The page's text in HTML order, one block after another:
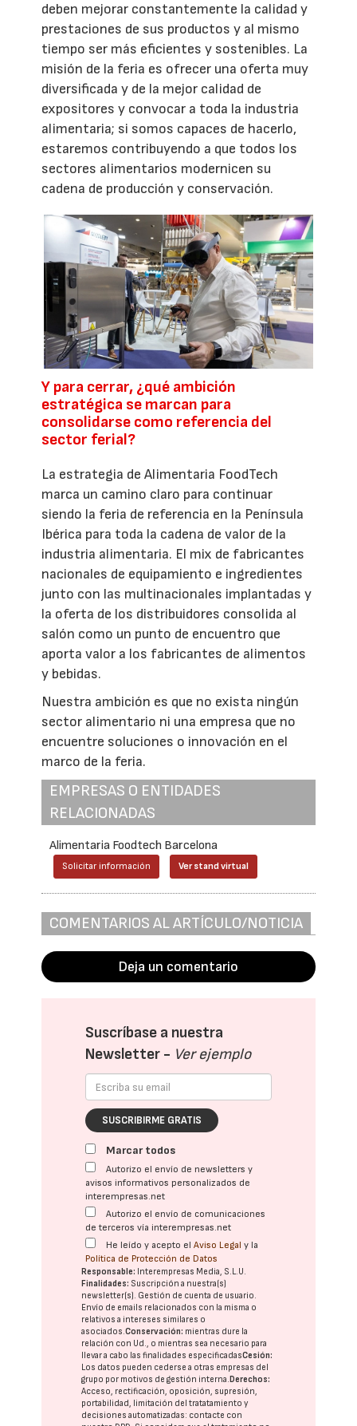
deben mejorar constantemente la calidad y
prestaciones de sus productos y al mismo
tiempo ser más eficientes y sostenibles. La
misión de la feria es ofrecer una oferta muy
diversificada y de la mejor calidad de
expositores y convocar a toda la industria
alimentaria; si somos capaces de hacerlo,
estaremos contribuyendo a que todos los
sectores alimentarios modernicen su
cadena de producción y conservación.
Y para cerrar, ¿qué ambición
estratégica se marcan para
consolidarse como referencia del
sector ferial?
La estrategia de Alimentaria FoodTech
marca un camino claro para continuar
siendo la feria de referencia en la Península
Ibérica para toda la cadena de valor de la
industria alimentaria. El mix de fabricantes
nacionales de equipamiento e ingredientes
junto con las multinacionales implantadas y
la oferta de los distribuidores consolida al
salón como un punto de encuentro que
aporta valor a los fabricantes de alimentos
y bebidas.
Nuestra ambición es que no exista ningún
sector alimentario ni una empresa que no
encuentre soluciones o innovación en el
marco de la feria.
EMPRESAS O ENTIDADES
RELACIONADAS
Alimentaria Foodtech Barcelona
Solicitar información Ver stand virtual
COMENTARIOS AL ARTÍCULO/NOTICIA
Deja un comentario
Suscríbase a nuestra
Newsletter - Ver ejemplo
SUSCRIBIRME GRATIS
Marcar todos
Autorizo el envío de newsletters y
avisos informativos personalizados de
interempresas.net
Autorizo el envío de comunicaciones
de terceros vía interempresas.net
He leído y acepto elAviso Legal y la
Política de Protección de Datos
Responsable: Interempresas Media, S.L.U.
Finalidades: Suscripción a nuestra(s)
newsletter(s). Gestión de cuenta de usuario.
Envío de emails relacionados con la misma o
relativos a intereses similares o
asociados.Conservación: mientras dure la
relación con Ud., o mientras sea necesario para
llevar a cabo las finalidades especificadasCesión:
Los datos pueden cederse a otras empresas del
grupo por motivos de gestión interna. Derechos:
Acceso, rectificación, oposición, supresión,
portabilidad, limitación del tratatamiento y
decisiones automatizadas: contacte con